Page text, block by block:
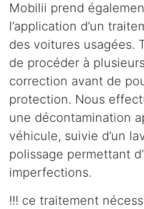
Mobilii prend
l’application d’un
des voitures usagées.
de procéder à
correction avant de
protection. Nous
une décontamination
véhicule, suivie d’un
polissage permettant
imperfections.
!!! ce traitement